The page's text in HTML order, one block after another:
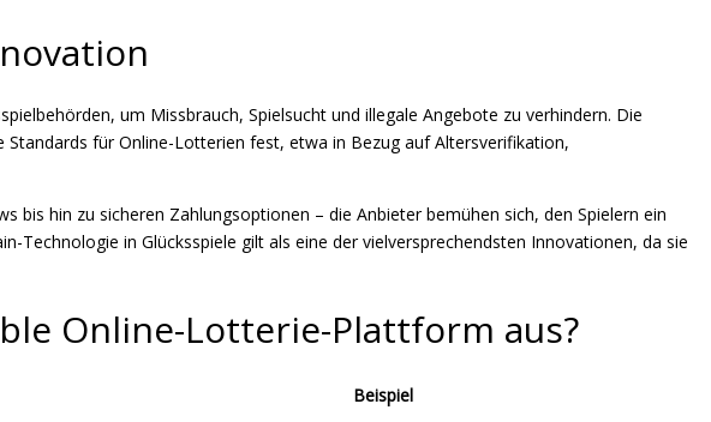
um Missbrauch, Spielsucht und illegale Angebote zu verhindern. Die
für Online-Lotterien fest, etwa in Bezug auf Altersverifikation,
hin zu sicheren Zahlungsoptionen – die Anbieter bemühen sich, den Spielern ein
in Glücksspiele gilt als eine der vielversprechendsten Innovationen, da sie
Online-Lotterie-Plattform aus?
Beispiel